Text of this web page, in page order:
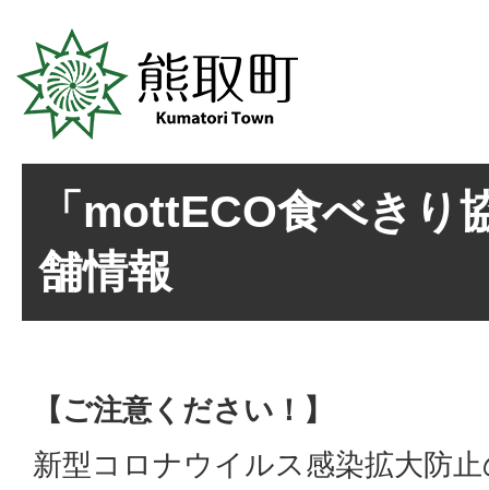
「mottECO食べきり
舗情報
【ご注意ください！】
新型コロナウイルス感染拡大防